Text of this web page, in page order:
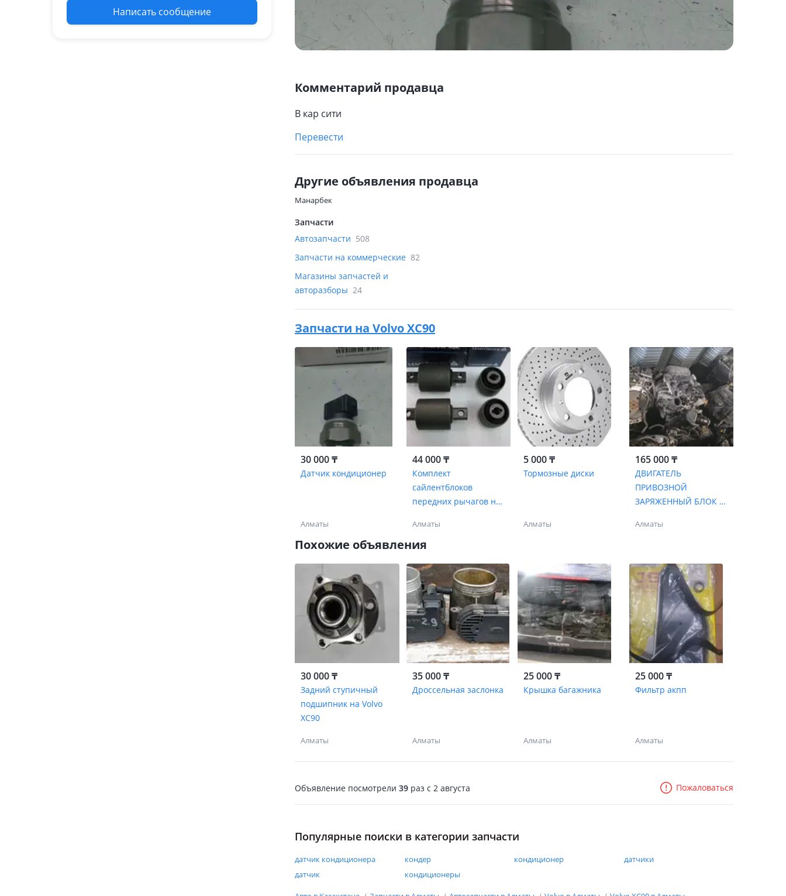
Написать сообщение
Комментарий продавца
В кар сити
Перевести
Другие объявления продавца
Манарбек
Запчасти
Автозапчасти 508
Запчасти на коммерческие 82
Магазины запчастей и
авторазборы 24
Запчасти на Volvo XC90
30 000 ₸
Датчик кондиционер
Алматы
44 000 ₸
Комплект
сайлентблоков
передних рычагов на
Алматы
5 000 ₸
Тормозные диски
Алматы
165 000 ₸
ДВИГАТЕЛЬ
ПРИВОЗНОЙ
ЗАРЯЖЕННЫЙ БЛОК С
НА VOLVO АТМО
Алматы
Похожие объявления
30 000 ₸
Задний ступичный
подшипник на Volvo
XC90
Алматы
35 000 ₸
Дроссельная заслонка
Алматы
25 000 ₸
Крышка багажника
Алматы
25 000 ₸
Фильтр акпп
Алматы
Объявление посмотрели 39 раз c 2 августа Пожаловаться
Популярные поиски в категории запчасти
датчик кондиционера кондер кондиционер
датчики
датчик
кондиционеры